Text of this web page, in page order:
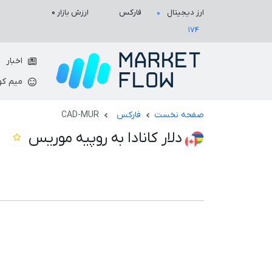
ارز دیجیتال ۰
فارکس
۱۷۴
ارزش بازار ۰
اخبار
میم
صفحه نخست فارکس CAD-MUR
دلار کانادا به روپیه موریس